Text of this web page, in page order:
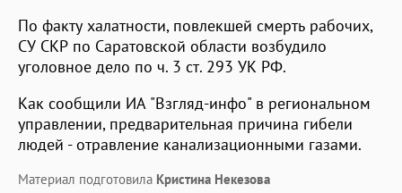
По факту халатности, повлекшей смерть рабочих,
СУ СКР по Саратовской области возбудило
уголовное дело по ч. 3 ст. 293 УК РФ.
Как сообщили ИА "Взгляд-инфо" в региональном
управлении, предварительная причина гибели
людей - отравление канализационными газами.
Материал подготовила Кристина Некезова